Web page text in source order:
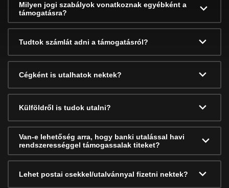
Milyen jogi szabályok vonatkoznak egyébként a
támogatásra?
Tudtok számlát adni a támogatásról?
Cégként is utalhatok nektek?
Külföldről is tudok utalni?
Van-e lehetőség arra, hogy banki utalással havi
rendszerességgel támogassalak titeket?
Lehet postai csekkel/utalvánnyal fizetni nektek?